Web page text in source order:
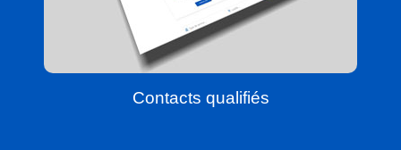
Contacts qualifiés